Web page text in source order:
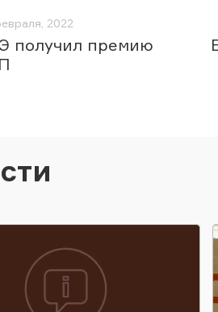
2022
получил премию